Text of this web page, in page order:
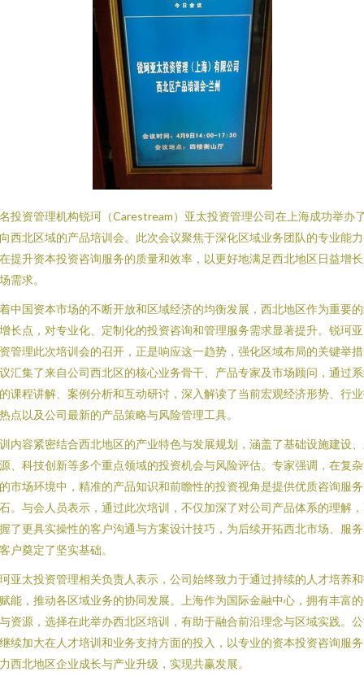
投资管理机构锐珂（Carestream）亚太投资管理公司在上海成功举办
西北区域的产品培训会。此次会议聚焦于深化区域业务团队的专业能
提升资本投资咨询服务的质量和效率，以更好地满足西北地区日益增
需求。
中国资本市场的不断开放和区域经济的均衡发展，西北地区作为重要
长点，对专业化、定制化的投资咨询和管理服务需求显著提升。锐珂
管理此次培训会的召开，正是响应这一趋势，强化区域布局的关键举
汇集了来自公司西北区的核心业务骨干、产品专家及市场顾问，通过
课程讲解、案例分析和互动研讨，深入解读了当前宏观经济形势、行
点以及公司最新的产品策略与风险管理工具。
内容紧密结合西北地区的产业特色与发展规划，涵盖了基础设施建设
、科技创新等多个重点领域的投资机会与风险评估。专家强调，在复
市场环境中，精准的产品知识和前瞻性的投资视角是提供优质咨询服
。与会人员表示，通过此次培训，不仅加深了对公司产品体系的理解
了更具实操性的客户沟通与方案设计技巧，为后续开拓西北市场、服
户奠定了坚实基础。
亚太投资管理相关负责人表示，公司始终致力于通过持续的人才培养
能，推动各区域业务的协同发展。上海作为国际金融中心，拥有丰富
资源，选择在此举办西北区培训，有助于融合前沿理念与区域实践。
续加大在人才培训和业务支持方面的投入，以专业的资本投资咨询服
西北地区企业成长与产业升级，实现共赢发展。